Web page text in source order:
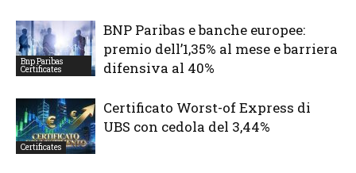
Bnp Paribas
Certificates
BNP Paribas e banche europee:
premio dell’1,35% al mese e barriera
difensiva al 40%
Certificates
Certificato Worst-of Express di
UBS con cedola del 3,44%